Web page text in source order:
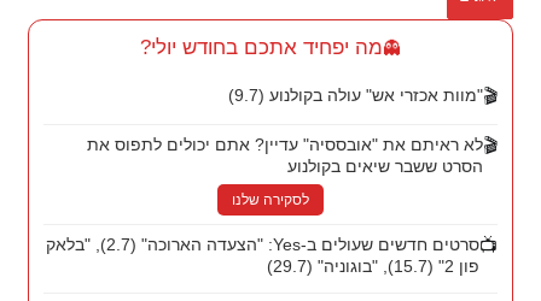
👻מה יפחיד אתכם בחודש יולי?
🎬"מוות אכזרי אש" עולה בקולנוע (9.7)
🎬לא ראיתם את "אובססיה" עדיין? אתם יכולים לתפוס את
הסרט ששבר שיאים בקולנוע
לסקירה שלנו
📺
סרטים חדשים שעולים ב-Yes: "הצעדה הארוכה" (2.7), "בלאק
פון 2" (15.7), "בוגוניה" (29.7)